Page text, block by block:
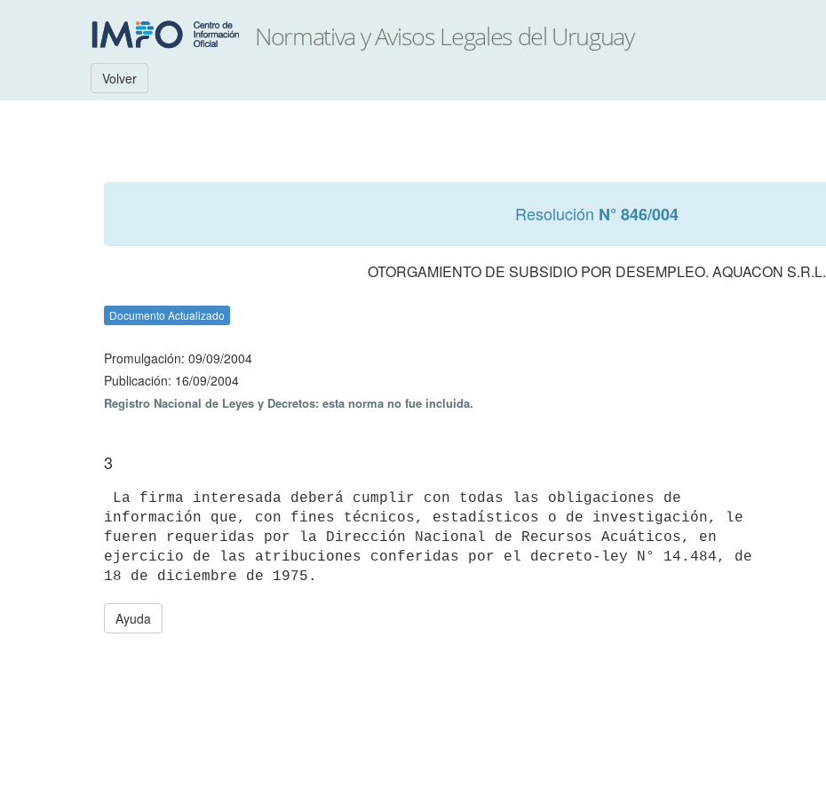
Volver
Resolución N° 846/004
OTORGAMIENTO DE SUBSIDIO POR DESEMPLEO. AQUACON S.R.L.
Documento Actualizado
Promulgación: 09/09/2004
Publicación: 16/09/2004
Registro Nacional de Leyes y Decretos: esta norma no fue incluida.
3
información que, con fines técnicos, estadísticos o de investigación, le
fueren requeridas por la Dirección Nacional de Recursos Acuáticos, en
ejercicio de las atribuciones conferidas por el decreto-ley N° 14.484, de
Ayuda